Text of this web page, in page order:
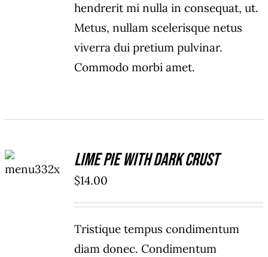
hendrerit mi nulla in consequat, ut.
Metus, nullam scelerisque netus
viverra dui pretium pulvinar.
Commodo morbi amet.
CART
/
Lime Pie With Dark Crust
$14.00
Tristique tempus condimentum
diam donec. Condimentum